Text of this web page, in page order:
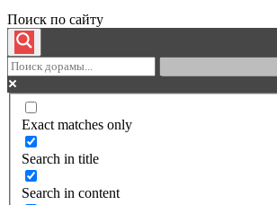
Поиск по сайту
Exact matches only
Search in title
Search in content